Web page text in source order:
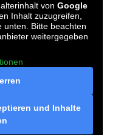
von Google
Inhalt zuzugreifen,
unten. Bitte beachten
weitergegeben
und Inhalte